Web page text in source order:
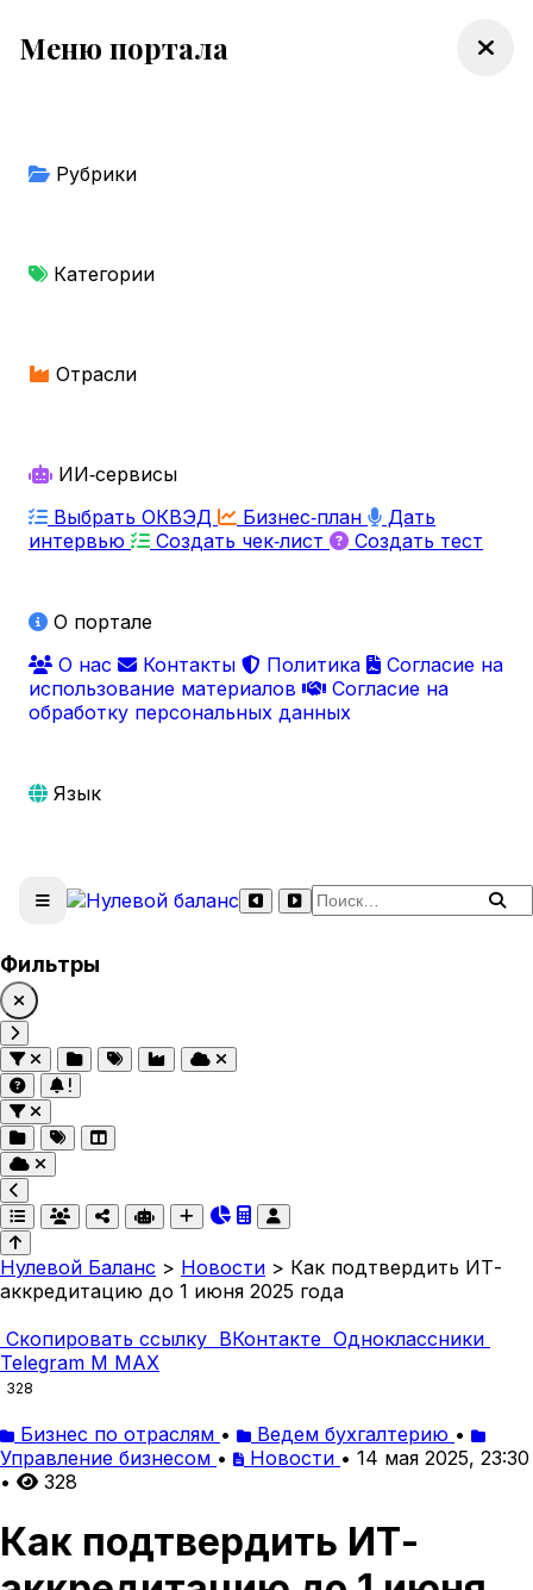
Меню портала
Рубрики
Категории
Отрасли
ИИ‑сервисы
Выбрать ОКВЭД
Бизнес‑план
Дать
интервью
Создать чек‑лист Создать тест
О портале
О нас
Контакты Политика
Согласие на
использование материалов
Согласие на
обработку персональных данных
Язык
Поиск по сайту
Фильтры
Нулевой Баланс > Новости > Как подтвердить ИТ-
аккредитацию до 1 июня 2025 года
Скопировать ссылку ВКонтакте Одноклассники
Telegram M MAX
328
Бизнес по отраслям • Ведем бухгалтерию •
Управление бизнесом • Новости • 14 мая 2025, 23:30
•
328
Как подтвердить ИТ-